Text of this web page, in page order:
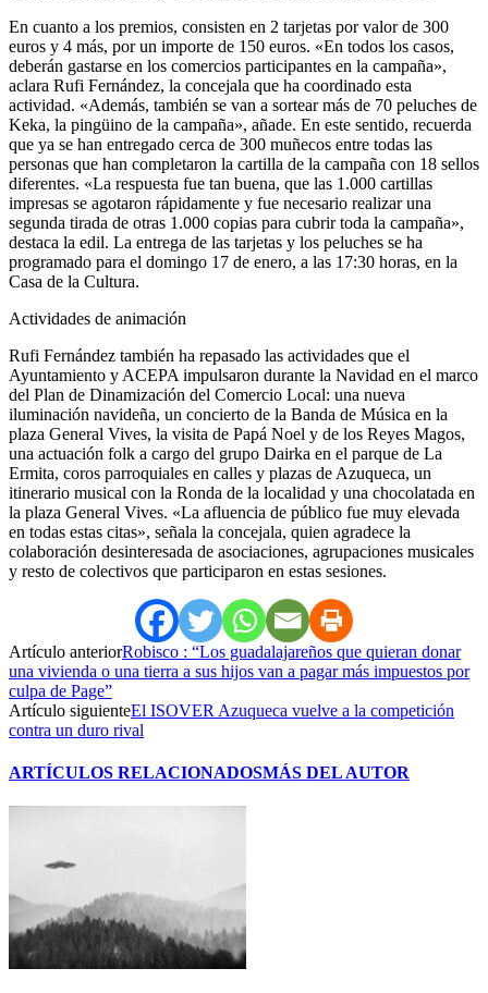
En cuanto a los premios, consisten en 2 tarjetas por valor de 300
euros y 4 más, por un importe de 150 euros. «En todos los casos,
deberán gastarse en los comercios participantes en la campaña»,
aclara Rufi Fernández, la concejala que ha coordinado esta
actividad. «Además, también se van a sortear más de 70 peluches de
Keka, la pingüino de la campaña», añade. En este sentido, recuerda
que ya se han entregado cerca de 300 muñecos entre todas las
personas que han completaron la cartilla de la campaña con 18 sellos
diferentes. «La respuesta fue tan buena, que las 1.000 cartillas
impresas se agotaron rápidamente y fue necesario realizar una
segunda tirada de otras 1.000 copias para cubrir toda la campaña»,
destaca la edil. La entrega de las tarjetas y los peluches se ha
programado para el domingo 17 de enero, a las 17:30 horas, en la
Casa de la Cultura.
Actividades de animación
Rufi Fernández también ha repasado las actividades que el
Ayuntamiento y ACEPA impulsaron durante la Navidad en el marco
del Plan de Dinamización del Comercio Local: una nueva
iluminación navideña, un concierto de la Banda de Música en la
plaza General Vives, la visita de Papá Noel y de los Reyes Magos,
una actuación folk a cargo del grupo Dairka en el parque de La
Ermita, coros parroquiales en calles y plazas de Azuqueca, un
itinerario musical con la Ronda de la localidad y una chocolatada en
la plaza General Vives. «La afluencia de público fue muy elevada
en todas estas citas», señala la concejala, quien agradece la
colaboración desinteresada de asociaciones, agrupaciones musicales
y resto de colectivos que participaron en estas sesiones.
Artículo anteriorRobisco : “Los guadalajareños que quieran donar
una vivienda o una tierra a sus hijos van a pagar más impuestos por
culpa de Page”
Artículo siguienteEl ISOVER Azuqueca vuelve a la competición
contra un duro rival
ARTÍCULOS RELACIONADOSMÁS DEL AUTOR